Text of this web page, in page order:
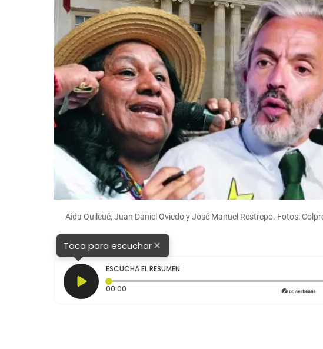
Aida Quilcué, Juan Daniel Oviedo y José Manuel Restrepo. Fotos:
Toca para escuchar×
ESCUCHA EL RESUMEN
00:00